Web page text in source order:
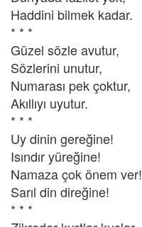
Haddini bilmek kadar.
* * *
Güzel sözle avutur,
Sözlerini unutur,
Numarası pek çoktur,
Akıllıyı uyutur.
* * *
Uy dinin gereğine!
Isındır yüreğine!
Namaza çok önem ver!
Sarıl din direğine!
* * *